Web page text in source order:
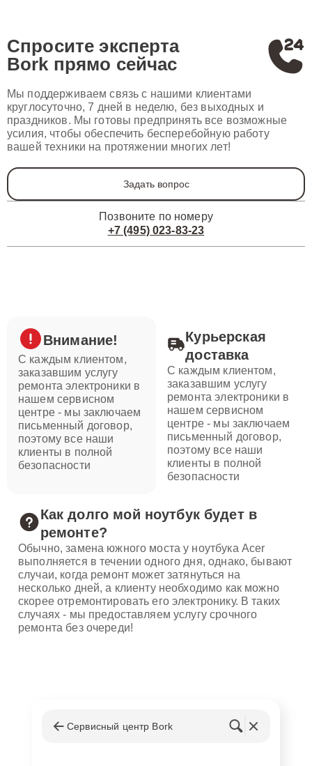
Спросите эксперта
Bork прямо сейчас
Мы поддерживаем связь с нашими клиентами
круглосуточно, 7 дней в неделю, без выходных и
праздников. Мы готовы предпринять все возможные
усилия, чтобы обеспечить бесперебойную работу
вашей техники на протяжении многих лет!
Задать вопрос
Позвоните по номеру
+7 (495) 023-83-23
Внимание!
С каждым клиентом,
заказавшим услугу
ремонта электроники в
нашем сервисном
центре - мы заключаем
письменный договор,
поэтому все наши
клиенты в полной
безопасности
Курьерская
доставка
С каждым клиентом,
заказавшим услугу
ремонта электроники в
нашем сервисном
центре - мы заключаем
письменный договор,
поэтому все наши
клиенты в полной
безопасности
Как долго мой ноутбук будет в
ремонте?
Обычно, замена южного моста у ноутбука Acer
выполняется в течении одного дня, однако, бывают
случаи, когда ремонт может затянуться на
несколько дней, а клиенту необходимо как можно
скорее отремонтировать его электронику. В таких
случаях - мы предоставляем услугу срочного
ремонта без очереди!
Сервисный центр Bork